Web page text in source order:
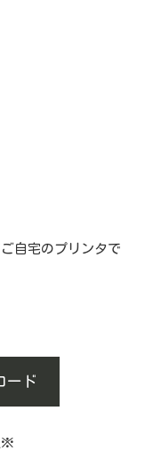
自宅のプリンタで
ード
※